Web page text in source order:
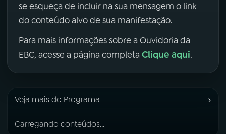
se esqueça de incluir na sua mensagem o link
do conteúdo alvo de sua manifestação.
Para mais informações sobre a Ouvidoria da
EBC, acesse a página completa Clique aqui.
Veja mais do Programa ›
Carregando conteúdos...